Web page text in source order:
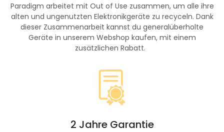
Paradigm arbeitet mit Out of Use zusammen, um alle ihre
alten und ungenutzten Elektronikgeräte zu recyceln. Dank
dieser Zusammenarbeit kannst du generalüberholte
Geräte in unserem Webshop kaufen, mit einem
zusätzlichen Rabatt.
2 Jahre Garantie